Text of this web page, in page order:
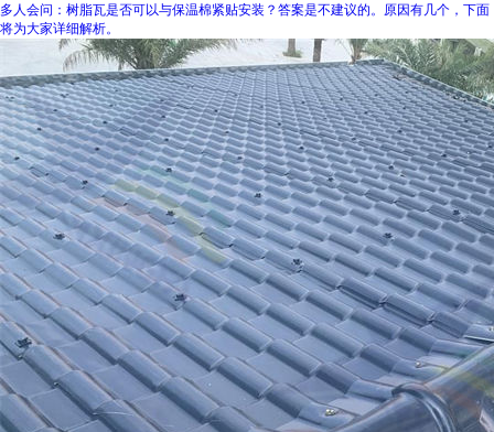
多人会问：树脂瓦是否可以与保温棉紧贴安装？答案是不建议的。原因有几个，下面
将为大家详细解析。